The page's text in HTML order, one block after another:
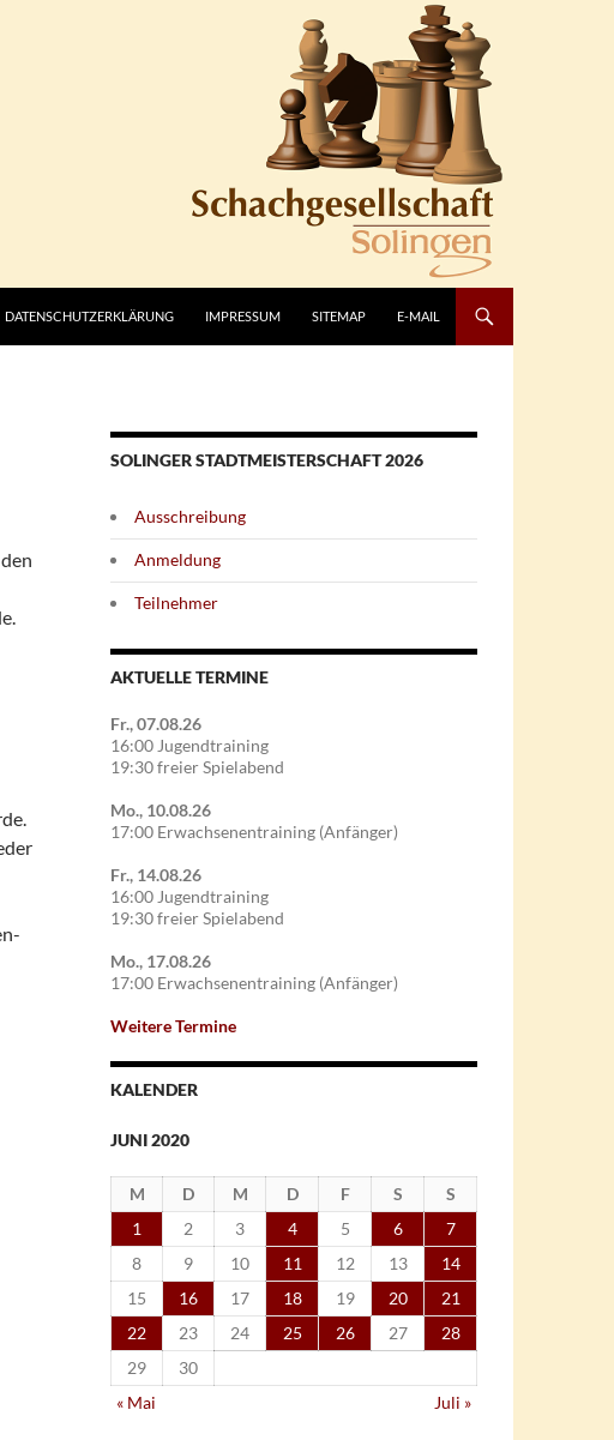
DATENSCHUTZERKLÄRUNG IMPRESSUM SITEMAP E-MAIL
SOLINGER STADTMEISTERSCHAFT 2026
Ausschreibung
Anmeldung
Teilnehmer
AKTUELLE TERMINE
Fr., 07.08.26
16:00 Jugendtraining
19:30 freier Spielabend
Mo., 10.08.26
17:00 Erwachsenentraining (Anfänger)
Fr., 14.08.26
16:00 Jugendtraining
19:30 freier Spielabend
Mo., 17.08.26
17:00 Erwachsenentraining (Anfänger)
Weitere Termine
KALENDER
JUNI 2020
M D M D F S
S
1
2 3 4 5 6
7
8
9 10 11 12 13
14
15
16 17 18 19 20
21
22
23 24 25 26 27
28
29
30
« Mai
Juli »